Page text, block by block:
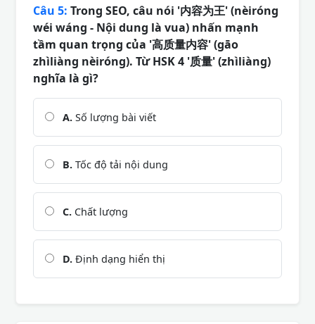
Câu 5: Trong SEO, câu nói '内容为王' (nèiróng
wéi wáng - Nội dung là vua) nhấn mạnh
tầm quan trọng của '高质量内容' (gāo
zhìliàng nèiróng). Từ HSK 4 '质量' (zhìliàng)
nghĩa là gì?
A. Số lượng bài viết
B. Tốc độ tải nội dung
C. Chất lượng
D. Định dạng hiển thị